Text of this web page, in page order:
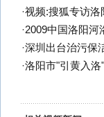
·视频:搜狐专访洛
·2009中国洛阳河
·深圳出台治污保
·洛阳市"引黄入洛